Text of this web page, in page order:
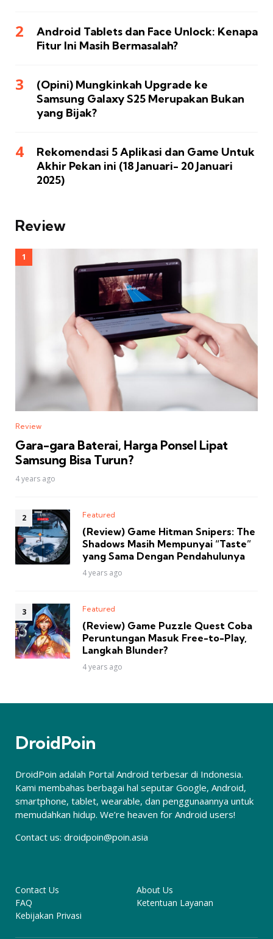
Android Tablets dan Face Unlock: Kenapa
Fitur Ini Masih Bermasalah?
(Opini) Mungkinkah Upgrade ke
Samsung Galaxy S25 Merupakan Bukan
yang Bijak?
Rekomendasi 5 Aplikasi dan Game Untuk
Akhir Pekan ini (18 Januari- 20 Januari
2025)
Review
Review
Gara-gara Baterai, Harga Ponsel Lipat
Samsung Bisa Turun?
4 years ago
Featured
(Review) Game Hitman Snipers: The
Shadows Masih Mempunyai “Taste”
yang Sama Dengan Pendahulunya
4 years ago
Featured
(Review) Game Puzzle Quest Coba
Peruntungan Masuk Free-to-Play,
Langkah Blunder?
4 years ago
DroidPoin
DroidPoin adalah Portal Android terbesar di Indonesia.
Kami membahas berbagai hal seputar Google, Android,
smartphone, tablet, wearable, dan penggunaannya untuk
memudahkan hidup. We’re heaven for Android users!
Contact us: droidpoin@poin.asia
Contact Us
About Us
FAQ
Ketentuan Layanan
Kebijakan Privasi